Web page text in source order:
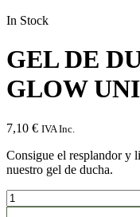
In Stock
GEL DE
GLOW
7,10 € IVA Inc.
Consigue el resplandor y
nuestro gel de ducha.